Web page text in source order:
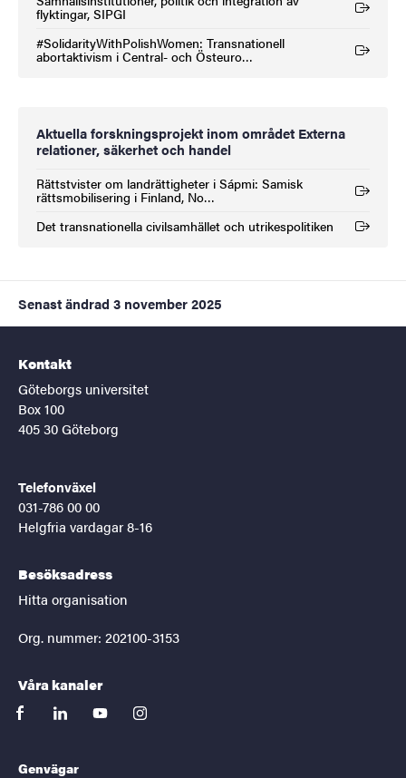
flyktingar, SIPGI
(Extern länk)
#SolidarityWithPolishWomen: Transnationell
abortaktivism i Central- och Östeuro…
(Extern länk)
Aktuella forskningsprojekt inom området Externa
relationer, säkerhet och handel
Rättstvister om landrättigheter i Sápmi: Samisk
rättsmobilisering i Finland, No…
(Extern länk)
Det transnationella civilsamhället och utrikespolitiken
(Extern länk)
Senast ändrad 3 november 2025
Kontakt
Göteborgs universitet
Box 100
405 30 Göteborg
Telefonväxel
031-786 00 00
Helgfria vardagar 8-16
Besöksadress
Hitta organisation
Org. nummer: 202100-3153
Våra kanaler
facebooklinkedinyoutubeinstagram
Genvägar